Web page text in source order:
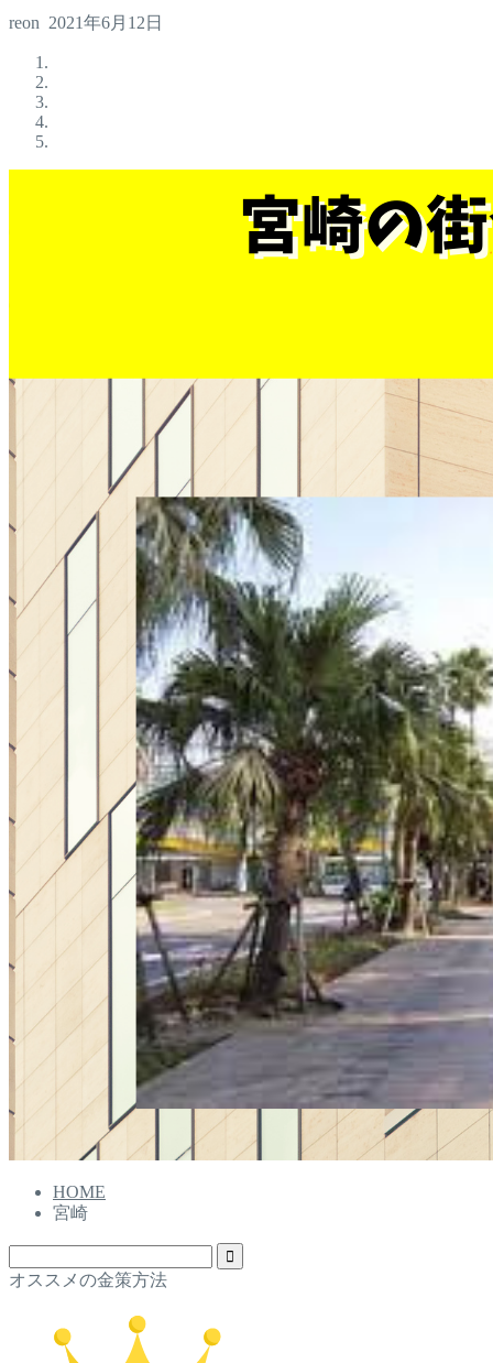
reon 2021年6月12日
HOME
宮崎
オススメの金策方法